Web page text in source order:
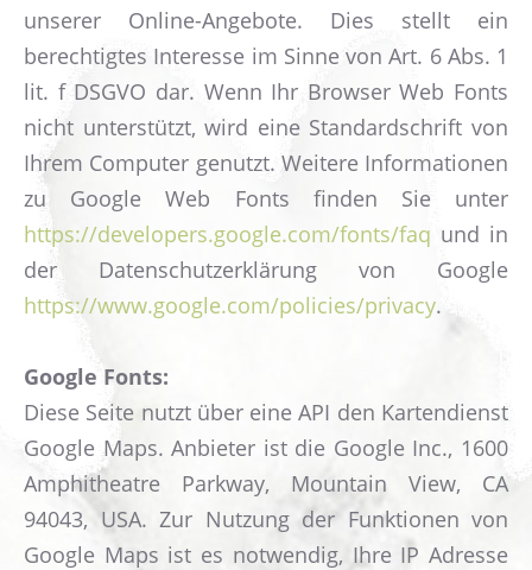
unserer Online-Angebote. Dies stellt ein
berechtigtes Interesse im Sinne von Art. 6 Abs. 1
lit. f DSGVO dar. Wenn Ihr Browser Web Fonts
nicht unterstützt, wird eine Standardschrift von
Ihrem Computer genutzt. Weitere Informationen
zu Google Web Fonts finden Sie unter
https://developers.google.com/fonts/faq und in
der Datenschutzerklärung von Google
https://www.google.com/policies/privacy.
Google Fonts:
Diese Seite nutzt über eine API den Kartendienst
Google Maps. Anbieter ist die Google Inc., 1600
Amphitheatre Parkway, Mountain View, CA
94043, USA. Zur Nutzung der Funktionen von
Google Maps ist es notwendig, Ihre IP Adresse